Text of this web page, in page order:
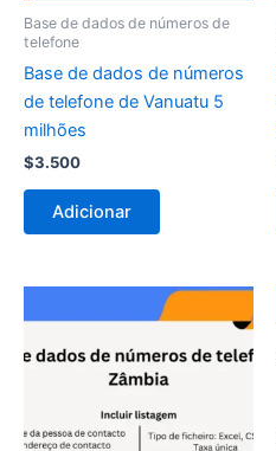
Base de dados de números de
telefone
Base de dados de números
de telefone de Vanuatu 5
milhões
$3.500
Adicionar